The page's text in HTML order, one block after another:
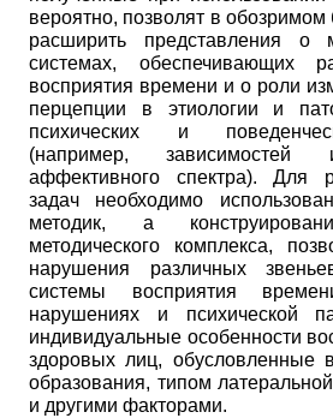
вероятно, позволят в обозримом
расширить представления о
системах, обеспечивающих
восприятия времени и о роли
перцепции в этиологии и
психических и
(например, зависимостей
аффективного спектра). Для
задач необходимо
методик, а
методического комплекса,
нарушения различных
системы восприятия
нарушениях и психической
индивидуальные особенности
здоровых лиц, обусловленные
образования, типом
и другими факторами.